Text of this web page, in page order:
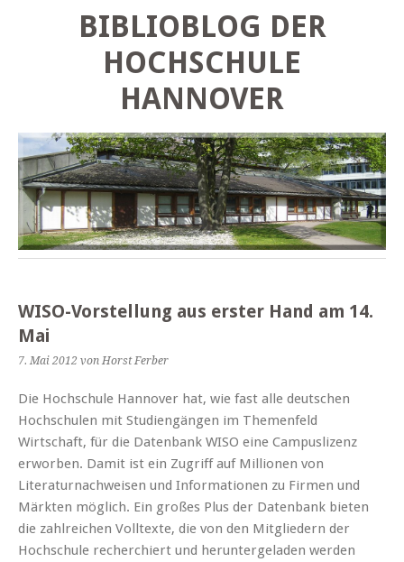
BIBLIOBLOG DER
HOCHSCHULE
HANNOVER
WISO-Vorstellung aus erster Hand am 14.
Mai
7. Mai 2012 von Horst Ferber
Die Hochschule Hannover hat, wie fast alle deutschen
Hochschulen mit Studiengängen im Themenfeld
Wirtschaft, für die Datenbank WISO eine Campuslizenz
erworben. Damit ist ein Zugriff auf Millionen von
Literaturnachweisen und Informationen zu Firmen und
Märkten möglich. Ein großes Plus der Datenbank bieten
die zahlreichen Volltexte, die von den Mitgliedern der
Hochschule recherchiert und heruntergeladen werden